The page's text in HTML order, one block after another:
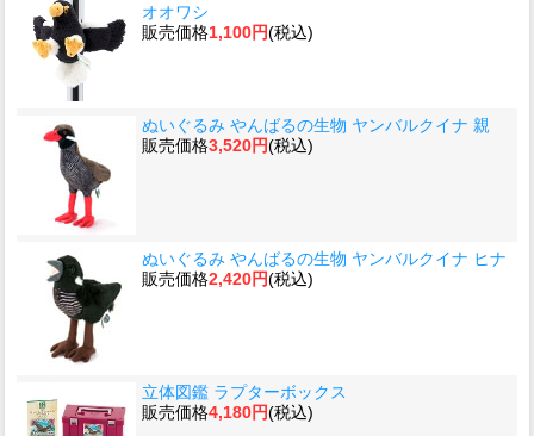
オオワシ
販売価格1,100円(税込)
ぬいぐるみ やんばるの生物 ヤンバルクイナ 親
販売価格3,520円(税込)
ぬいぐるみ やんばるの生物 ヤンバルクイナ ヒナ
販売価格2,420円(税込)
立体図鑑 ラプターボックス
販売価格4,180円(税込)